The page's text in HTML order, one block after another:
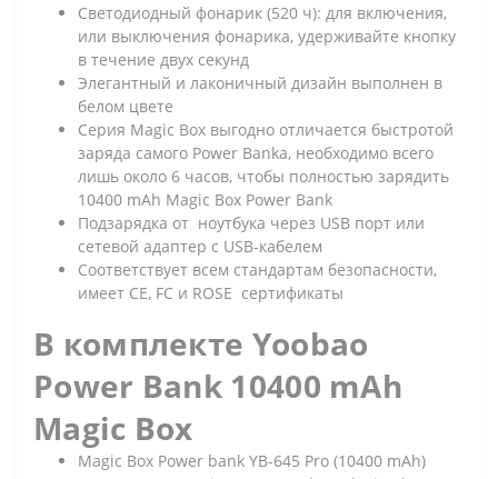
Светодиодный фонарик (520 ч): для включения,
или выключения фонарика, удерживайте кнопку
в течение двух секунд
Элегантный и лаконичный дизайн выполнен в
белом цвете
Серия Magic Box выгодно отличается быстротой
заряда самого Power Banka, необходимо всего
лишь около 6 часов, чтобы полностью зарядить
10400 mAh Magic Box Power Bank
Подзарядка от ноутбука через USB порт или
сетевой адаптер с USB-кабелем
Соответствует всем стандартам безопасности,
имеет CE, FC и ROSE сертификаты
В комплекте Yoobao
Power Bank 10400 mAh
Magic Box
Magic Box Power bank YB-645 Pro (10400 mAh)